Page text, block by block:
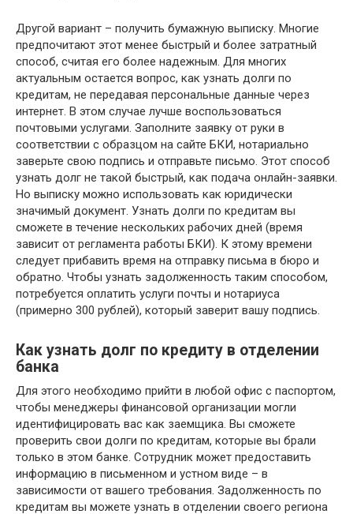
Другой вариант – получить бумажную выписку. Многие
предпочитают этот менее быстрый и более затратный
способ, считая его более надежным. Для многих
актуальным остается вопрос, как узнать долги по
кредитам, не передавая персональные данные через
интернет. В этом случае лучше воспользоваться
почтовыми услугами. Заполните заявку от руки в
соответствии с образцом на сайте БКИ, нотариально
заверьте свою подпись и отправьте письмо. Этот способ
узнать долг не такой быстрый, как подача онлайн-заявки.
Но выписку можно использовать как юридически
значимый документ. Узнать долги по кредитам вы
сможете в течение нескольких рабочих дней (время
зависит от регламента работы БКИ). К этому времени
следует прибавить время на отправку письма в бюро и
обратно. Чтобы узнать задолженность таким способом,
потребуется оплатить услуги почты и нотариуса
(примерно 300 рублей), который заверит вашу подпись.
Как узнать долг по кредиту в отделении
банка
Для этого необходимо прийти в любой офис с паспортом,
чтобы менеджеры финансовой организации могли
идентифицировать вас как заемщика. Вы сможете
проверить свои долги по кредитам, которые вы брали
только в этом банке. Сотрудник может предоставить
информацию в письменном и устном виде – в
зависимости от вашего требования. Задолженность по
кредитам вы можете узнать в отделении своего региона